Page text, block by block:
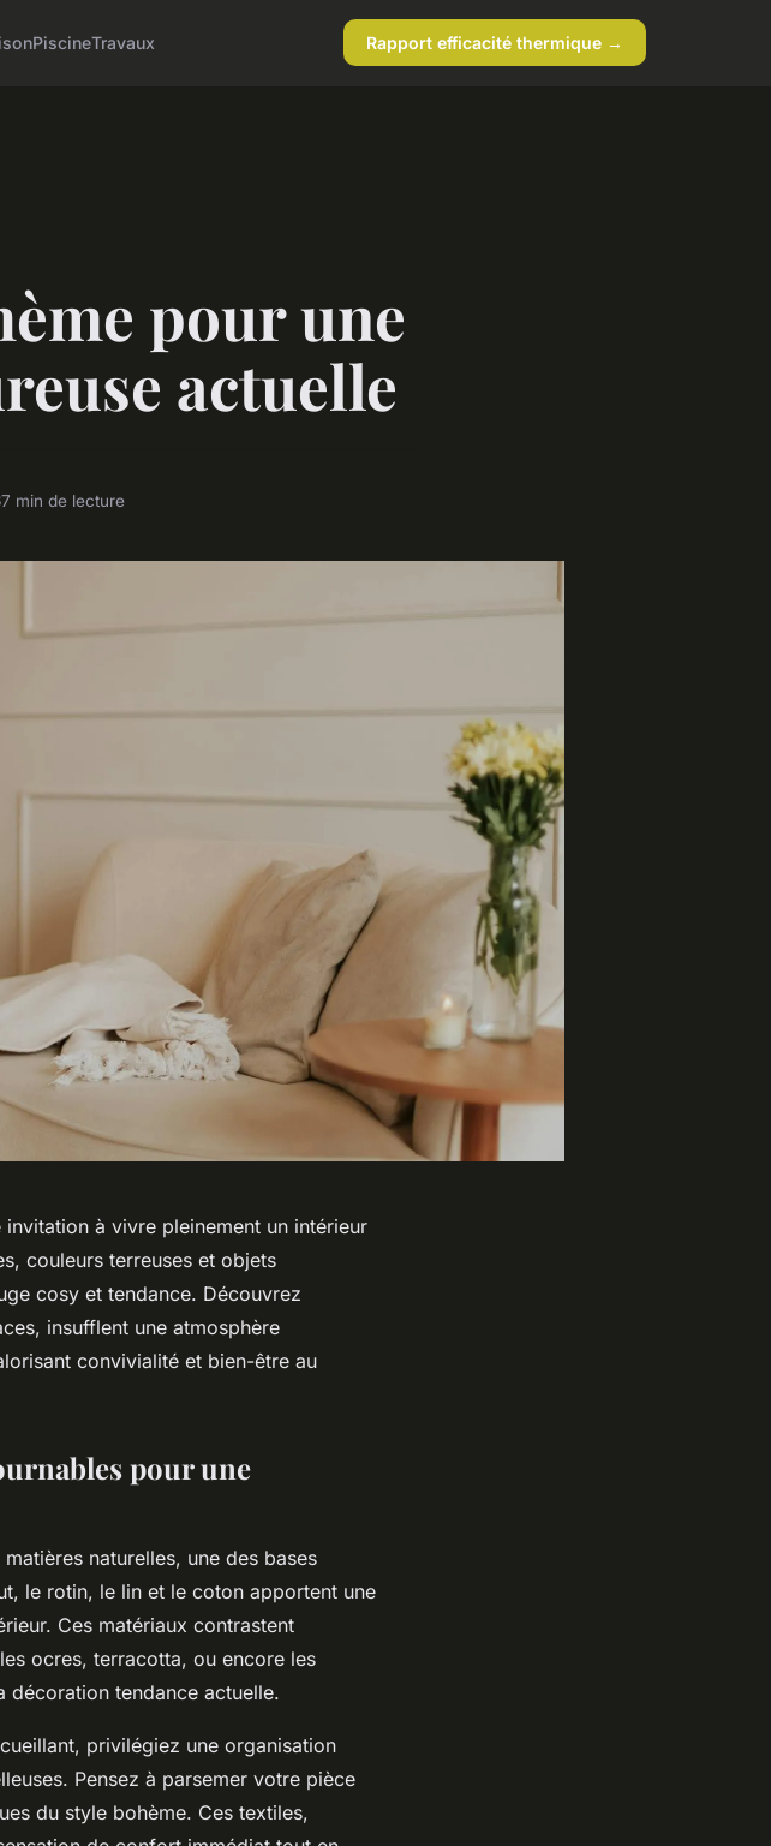
PiscineTravaux Rapport efficacité thermique →
pour une
actuelle
7 min de lecture
invitation à vivre pleinement un intérieur
couleurs terreuses et objets
cosy et tendance. Découvrez
insufflent une atmosphère
convivialité et bien-être au
pour une
naturelles, une des bases
le rotin, le lin et le coton apportent une
Ces matériaux contrastent
ocres, terracotta, ou encore les
décoration tendance actuelle.
privilégiez une organisation
Pensez à parsemer votre pièce
du style bohème. Ces textiles,